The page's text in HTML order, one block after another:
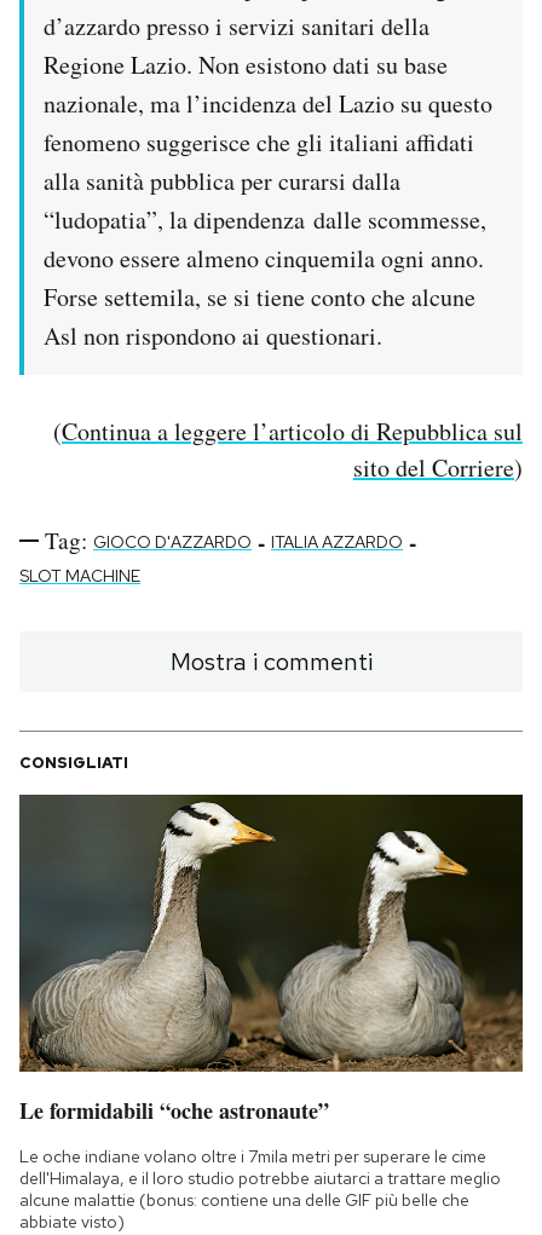
d’azzardo presso i servizi sanitari della
Regione Lazio. Non esistono dati su base
nazionale, ma l’incidenza del Lazio su questo
fenomeno suggerisce che gli italiani affidati
alla sanità pubblica per curarsi dalla
“ludopatia”, la dipendenza dalle scommesse,
devono essere almeno cinquemila ogni anno.
Forse settemila, se si tiene conto che alcune
Asl non rispondono ai questionari.
(Continua a leggere l’articolo di Repubblica sul
sito del Corriere)
Tag: GIOCO D'AZZARDO - ITALIA AZZARDO -
SLOT MACHINE
Mostra i commenti
CONSIGLIATI
Le formidabili “oche astronaute”
Le oche indiane volano oltre i 7mila metri per superare le cime
dell'Himalaya, e il loro studio potrebbe aiutarci a trattare meglio
alcune malattie (bonus: contiene una delle GIF più belle che
abbiate visto)